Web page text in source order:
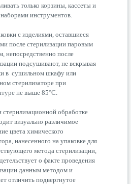
только корзины, кассеты и
наборами инструментов.
с изделиями, оставшиеся
после стерилизации паровым
непосредственно после
подсушивают, не вскрывая
в сушильном шкафу или
стерилизаторе при
не выше 85°С.
стерилизационной обработке
визуально различимое
цвета химического
нанесенного на упаковке для
метода стерилизации,
о факте проведения
данным методом и
отличить подвергнутое